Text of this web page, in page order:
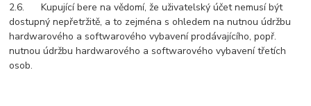
2.6. Kupující bere na vědomí, že uživatelský účet nemusí být
dostupný nepřetržitě, a to zejména s ohledem na nutnou údržbu
hardwarového a softwarového vybavení prodávajícího, popř.
nutnou údržbu hardwarového a softwarového vybavení třetích
osob.